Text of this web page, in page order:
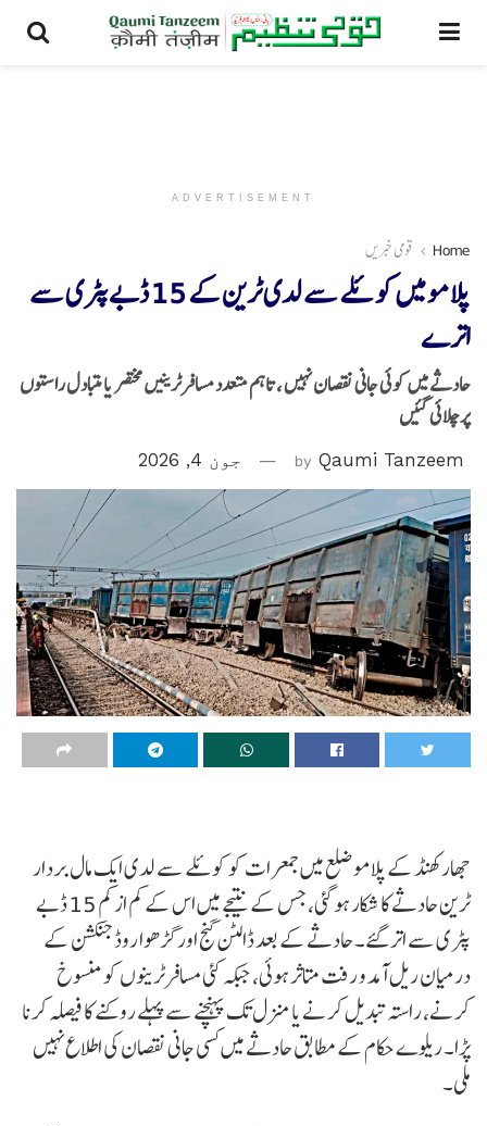
ADVERTISEMENT
Home قومی خبریں
پلامو میں کوئلے سے لدی ٹرین کے 15 ڈبے پٹری سے
اترے
حادثے میں کوئی جانی نقصان نہیں ، تاہم متعدد مسافر ٹرینیں مختصر یا متبادل راستوں
پر چلائی گئیں
by Qaumi Tanzeem جون 4, 2026
جھارکھنڈ کے پلامو ضلع میں جمعرات کو کوئلے سے لدی ایک مال بردار
ٹرین حادثے کا شکار ہو گئی، جس کے نتیجے میں اس کے کم از کم 15 ڈبے
پٹری سے اتر گئے۔ حادثے کے بعد ڈالٹن گنج اور گڑھوا روڈ جنکشن کے
درمیان ریل آمد و رفت متاثر ہوئی، جبکہ کئی مسافر ٹرینوں کو منسوخ
کرنے، راستہ تبدیل کرنے یا منزل تک پہنچنے سے پہلے روکنے کا فیصلہ کرنا
پڑا۔ ریلوے حکام کے مطابق حادثے میں کسی جانی نقصان کی اطلاع نہیں
ملی۔